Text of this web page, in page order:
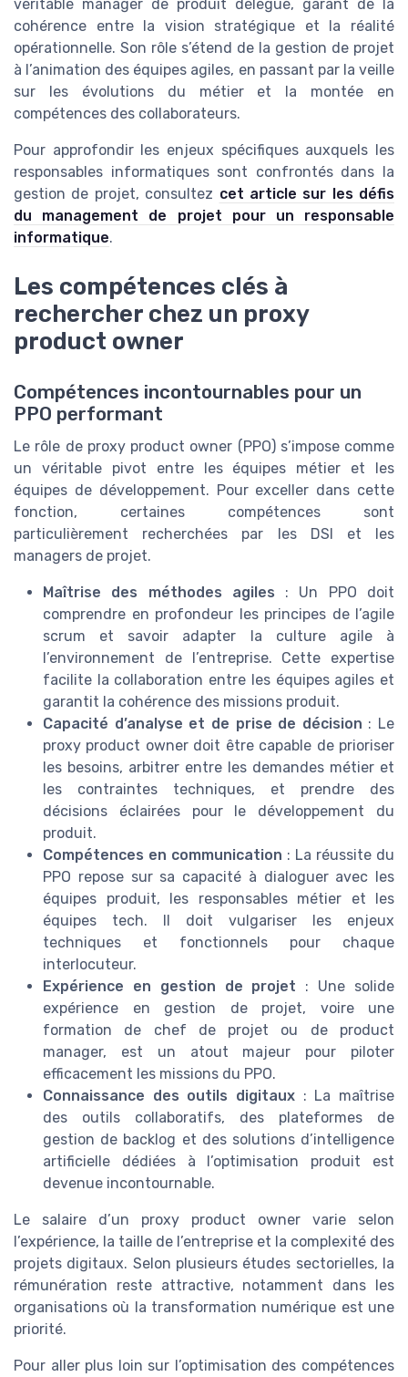
véritable manager de produit délégué, garant de la
cohérence entre la vision stratégique et la réalité
opérationnelle. Son rôle s’étend de la gestion de projet
à l’animation des équipes agiles, en passant par la veille
sur les évolutions du métier et la montée en
compétences des collaborateurs.
Pour approfondir les enjeux spécifiques auxquels les
responsables informatiques sont confrontés dans la
gestion de projet, consultez cet article sur les défis
du management de projet pour un responsable
informatique.
Les compétences clés à
rechercher chez un proxy
product owner
Compétences incontournables pour un
PPO performant
Le rôle de proxy product owner (PPO) s’impose comme
un véritable pivot entre les équipes métier et les
équipes de développement. Pour exceller dans cette
fonction, certaines compétences sont
particulièrement recherchées par les DSI et les
managers de projet.
Maîtrise des méthodes agiles : Un PPO doit
comprendre en profondeur les principes de l’agile
scrum et savoir adapter la culture agile à
l’environnement de l’entreprise. Cette expertise
facilite la collaboration entre les équipes agiles et
garantit la cohérence des missions produit.
Capacité d’analyse et de prise de décision : Le
proxy product owner doit être capable de prioriser
les besoins, arbitrer entre les demandes métier et
les contraintes techniques, et prendre des
décisions éclairées pour le développement du
produit.
Compétences en communication : La réussite du
PPO repose sur sa capacité à dialoguer avec les
équipes produit, les responsables métier et les
équipes tech. Il doit vulgariser les enjeux
techniques et fonctionnels pour chaque
interlocuteur.
Expérience en gestion de projet : Une solide
expérience en gestion de projet, voire une
formation de chef de projet ou de product
manager, est un atout majeur pour piloter
efficacement les missions du PPO.
Connaissance des outils digitaux : La maîtrise
des outils collaboratifs, des plateformes de
gestion de backlog et des solutions d’intelligence
artificielle dédiées à l’optimisation produit est
devenue incontournable.
Le salaire d’un proxy product owner varie selon
l’expérience, la taille de l’entreprise et la complexité des
projets digitaux. Selon plusieurs études sectorielles, la
rémunération reste attractive, notamment dans les
organisations où la transformation numérique est une
priorité.
Pour aller plus loin sur l’optimisation des compétences